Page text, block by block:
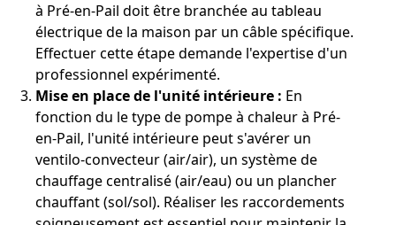
à Pré-en-Pail doit être branchée au tableau
électrique de la maison par un câble spécifique.
Effectuer cette étape demande l'expertise d'un
professionnel expérimenté.
Mise en place de l'unité intérieure : En
fonction du le type de pompe à chaleur à Pré-
en-Pail, l'unité intérieure peut s'avérer un
ventilo-convecteur (air/air), un système de
chauffage centralisé (air/eau) ou un plancher
chauffant (sol/sol). Réaliser les raccordements